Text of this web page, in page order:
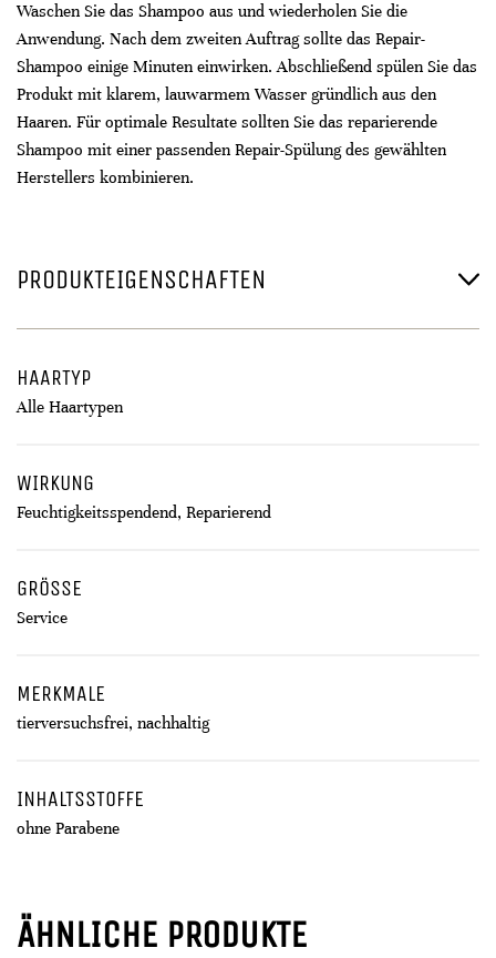
Waschen Sie das Shampoo aus und wiederholen Sie die
Anwendung. Nach dem zweiten Auftrag sollte das Repair-
Shampoo einige Minuten einwirken. Abschließend spülen Sie das
Produkt mit klarem, lauwarmem Wasser gründlich aus den
Haaren. Für optimale Resultate sollten Sie das reparierende
Shampoo mit einer passenden Repair-Spülung des gewählten
Herstellers kombinieren.
PRODUKTEIGENSCHAFTEN
HAARTYP
Alle Haartypen
WIRKUNG
Feuchtigkeitsspendend, Reparierend
GRÖSSE
Service
MERKMALE
tierversuchsfrei, nachhaltig
INHALTSSTOFFE
ohne Parabene
ÄHNLICHE PRODUKTE